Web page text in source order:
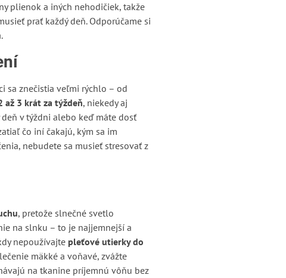
plienok a iných nehodičiek, takže
prať každý deň. Odporúčame si
sa znečistia veľmi rýchlo – od
až 3 krát za týždeň, niekedy aj
v týždni alebo keď máte dosť
čo iní čakajú, kým sa im
nebudete sa musieť stresovať z
, pretože slnečné svetlo
na slnku – to je najjemnejší a
nepoužívajte pleťové utierky do
mäkké a voňavé, zvážte
na tkanine príjemnú vôňu bez